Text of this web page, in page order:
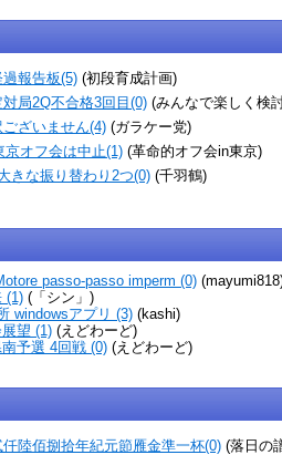
報告板(5) (初段育成計画)
局2Q不合格3回目(0) (みんなで楽しく検
ざいません(4) (ガラケー党)
京オフ会は中止(1) (革命的オフ会in東京)
きな振り替わり2つ(0) (千羽鶴)
passo-passo imperm (0)
(1) (「シン」)
windowsアプリ (3) (kashi)
望 (1) (えどわーど)
予選 4回戦 (0) (えどわーど)
仟陸佰捌拾年紀元節雁金準一杯(0) (落日の